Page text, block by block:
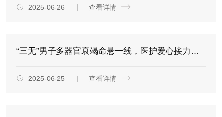
2025-06-26 查看详情
“三无”男子多器官衰竭命悬一线，医护爱心接力助其重生
2025-06-25 查看详情